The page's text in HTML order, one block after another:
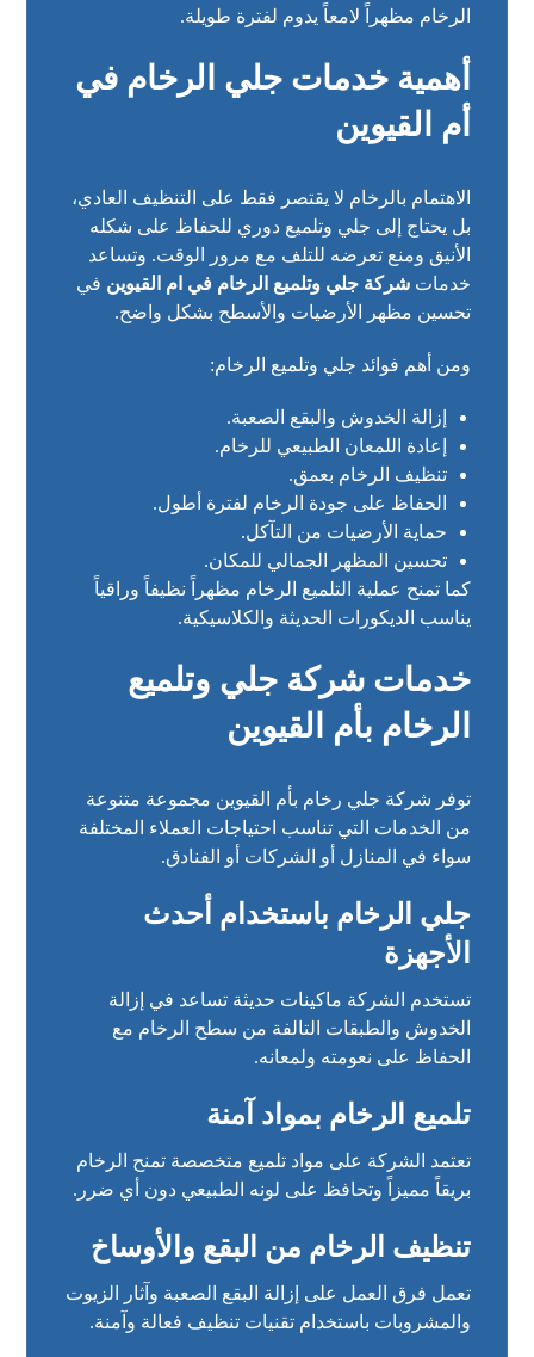
الرخام مظهراً لامعاً يدوم لفترة طويلة.
أهمية خدمات جلي الرخام في
أم القيوين
الاهتمام بالرخام لا يقتصر فقط على التنظيف العادي،
بل يحتاج إلى جلي وتلميع دوري للحفاظ على شكله
الأنيق ومنع تعرضه للتلف مع مرور الوقت. وتساعد
خدماتشركة جلي وتلميع الرخام في ام القيوين في
تحسين مظهر الأرضيات والأسطح بشكل واضح.
ومن أهم فوائد جلي وتلميع الرخام:
إزالة الخدوش والبقع الصعبة.
إعادة اللمعان الطبيعي للرخام.
تنظيف الرخام بعمق.
الحفاظ على جودة الرخام لفترة أطول.
حماية الأرضيات من التآكل.
تحسين المظهر الجمالي للمكان.
كما تمنح عملية التلميع الرخام مظهراً نظيفاً وراقياً
يناسب الديكورات الحديثة والكلاسيكية.
خدمات شركة جلي وتلميع
الرخام بأم القيوين
توفر شركة جلي رخام بأم القيوين مجموعة متنوعة
من الخدمات التي تناسب احتياجات العملاء المختلفة
سواء في المنازل أو الشركات أو الفنادق.
جلي الرخام باستخدام أحدث
الأجهزة
تستخدم الشركة ماكينات حديثة تساعد في إزالة
الخدوش والطبقات التالفة من سطح الرخام مع
الحفاظ على نعومته ولمعانه.
تلميع الرخام بمواد آمنة
تعتمد الشركة على مواد تلميع متخصصة تمنح الرخام
بريقاً مميزاً وتحافظ على لونه الطبيعي دون أي ضرر.
تنظيف الرخام من البقع والأوساخ
تعمل فرق العمل على إزالة البقع الصعبة وآثار الزيوت
والمشروبات باستخدام تقنيات تنظيف فعالة وآمنة.